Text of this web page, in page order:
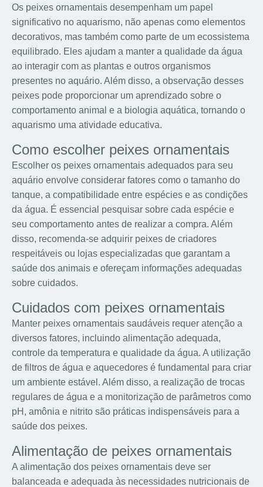
Os peixes ornamentais desempenham um papel
significativo no aquarismo, não apenas como elementos
decorativos, mas também como parte de um ecossistema
equilibrado. Eles ajudam a manter a qualidade da água
ao interagir com as plantas e outros organismos
presentes no aquário. Além disso, a observação desses
peixes pode proporcionar um aprendizado sobre o
comportamento animal e a biologia aquática, tornando o
aquarismo uma atividade educativa.
Como escolher peixes ornamentais
Escolher os peixes ornamentais adequados para seu
aquário envolve considerar fatores como o tamanho do
tanque, a compatibilidade entre espécies e as condições
da água. É essencial pesquisar sobre cada espécie e
seu comportamento antes de realizar a compra. Além
disso, recomenda-se adquirir peixes de criadores
respeitáveis ou lojas especializadas que garantam a
saúde dos animais e ofereçam informações adequadas
sobre cuidados.
Cuidados com peixes ornamentais
Manter peixes ornamentais saudáveis requer atenção a
diversos fatores, incluindo alimentação adequada,
controle da temperatura e qualidade da água. A utilização
de filtros de água e aquecedores é fundamental para criar
um ambiente estável. Além disso, a realização de trocas
regulares de água e a monitorização de parâmetros como
pH, amônia e nitrito são práticas indispensáveis para a
saúde dos peixes.
Alimentação de peixes ornamentais
A alimentação dos peixes ornamentais deve ser
balanceada e adequada às necessidades nutricionais de